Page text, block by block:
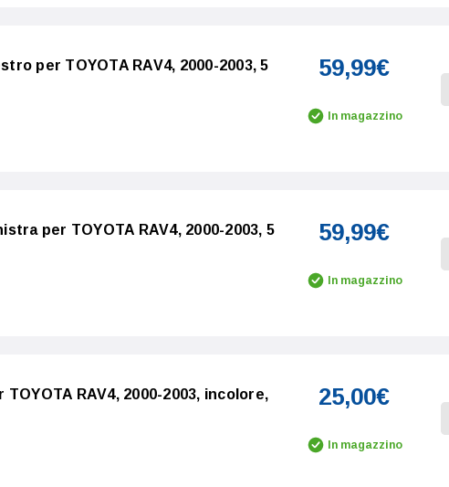
per TOYOTA RAV4, 2000-2003, 5
59,99€
In magazzino
per TOYOTA RAV4, 2000-2003, 5
59,99€
In magazzino
RAV4, 2000-2003, incolore,
25,00€
In magazzino